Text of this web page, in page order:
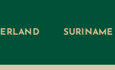
SURINAME